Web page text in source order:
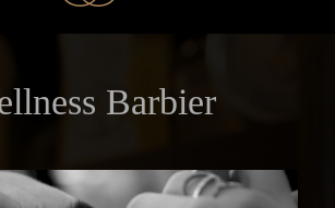
Barbier